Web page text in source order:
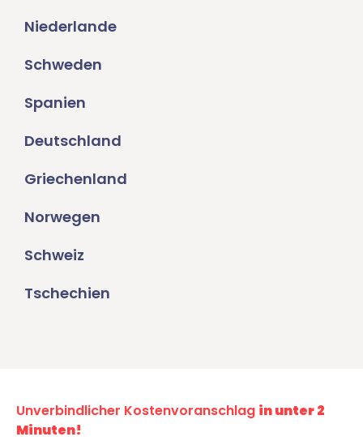
Niederlande
Schweden
Spanien
Deutschland
Griechenland
Norwegen
Schweiz
Tschechien
Unverbindlicher Kostenvoranschlag in unter 2
Minuten!